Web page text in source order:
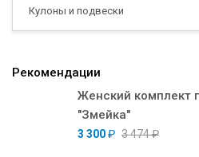
Кулоны и подвески
Рекомендации
Женский комплект
"Змейка"
3 300₽ 3 474₽